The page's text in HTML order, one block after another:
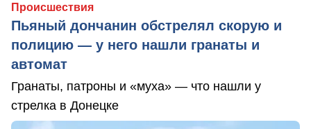
Происшествия
Пьяный дончанин обстрелял скорую и
полицию — у него нашли гранаты и
автомат
Гранаты, патроны и «муха» — что нашли у
стрелка в Донецке